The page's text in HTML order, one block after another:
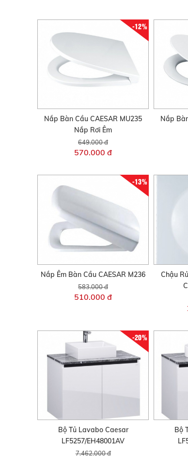
-12%
Nắp Bàn Cầu CAESAR MU235
Nắp Rơi Êm
649.000 đ
570.000 đ
Nắp
-13%
Nắp Êm Bàn Cầu CAESAR M236
583.000 đ
510.000 đ
Chậu
-20%
Bộ Tủ Lavabo Caesar
LF5257/EH48001AV
7.462.000 đ
Bộ